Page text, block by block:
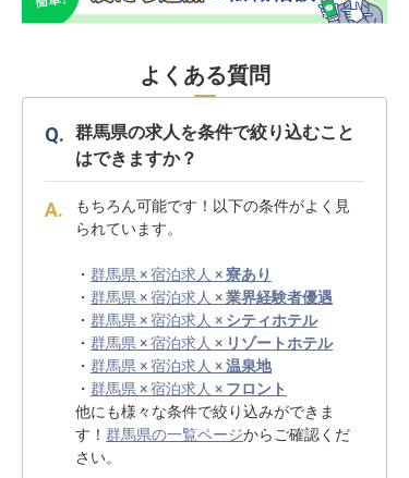
よくある質問
群馬県の求人を条件で絞り込むこと
はできますか？
もちろん可能です！以下の条件がよく見
られています。
・ 群馬県 × 宿泊求人 ×寮あり
・ 群馬県 × 宿泊求人 ×業界経験者優遇
・ 群馬県 × 宿泊求人 × シティホテル
・ 群馬県 × 宿泊求人 × リゾートホテル
・ 群馬県 × 宿泊求人 ×温泉地
・ 群馬県 × 宿泊求人 × フロント
他にも様々な条件で絞り込みができま
す！ 群馬県の一覧ページからご確認くだ
さい。